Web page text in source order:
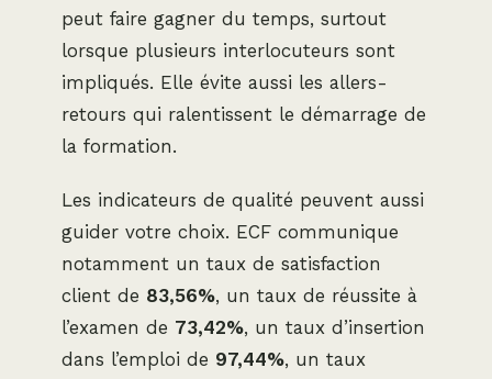
peut faire gagner du temps, surtout
lorsque plusieurs interlocuteurs sont
impliqués. Elle évite aussi les allers-
retours qui ralentissent le démarrage de
la formation.
Les indicateurs de qualité peuvent aussi
guider votre choix. ECF communique
notamment un taux de satisfaction
client de 83,56%, un taux de réussite à
l’examen de 73,42%, un taux d’insertion
dans l’emploi de 97,44%, un taux